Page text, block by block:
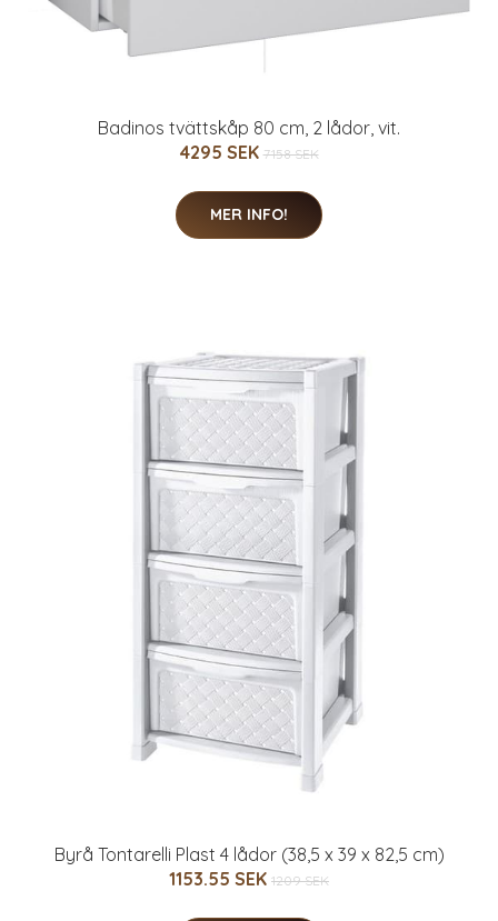
Badinos tvättskåp 80 cm, 2 lådor, vit.
4295 SEK 7158 SEK
MER INFO!
Byrå Tontarelli Plast 4 lådor (38,5 x 39 x 82,5 cm)
1153.55 SEK 1209 SEK